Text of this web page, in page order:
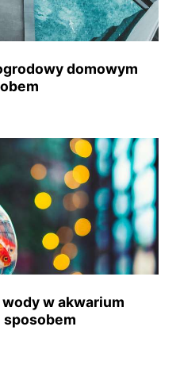
domowym
w akwarium